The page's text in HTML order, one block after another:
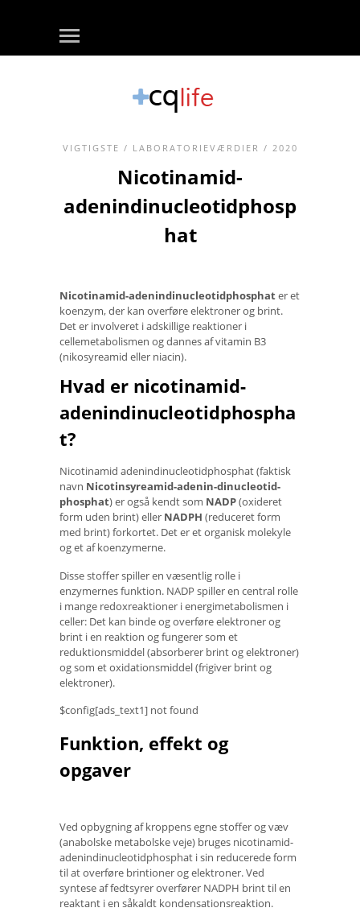
VIGTIGSTE / LABORATORIEVÆRDIER / 2020
Nicotinamid-
adenindinucleotidphosp
hat
Nicotinamid-adenindinucleotidphosphater et
koenzym, der kan overføre elektroner og brint.
Det er involveret i adskillige reaktioner i
cellemetabolismen og dannes af vitamin B3
(nikosyreamid eller niacin).
Hvad er nicotinamid-
adenindinucleotidphospha
t?
Nicotinamid adenindinucleotidphosphat (faktisk
navn Nicotinsyreamid-adenin-dinucleotid-
phosphat) er også kendt som NADP(oxideret
form uden brint) eller NADPH (reduceret form
med brint) forkortet. Det er et organisk molekyle
og et af koenzymerne.
Disse stoffer spiller en væsentlig rolle i
enzymernes funktion. NADP spiller en central rolle
i mange redoxreaktioner i energimetabolismen i
celler: Det kan binde og overføre elektroner og
brint i en reaktion og fungerer som et
reduktionsmiddel (absorberer brint og elektroner)
og som et oxidationsmiddel (frigiver brint og
elektroner).
$config[ads_text1] not found
Funktion, effekt og
opgaver
Ved opbygning af kroppens egne stoffer og væv
(anabolske metabolske veje) bruges nicotinamid-
adenindinucleotidphosphat i sin reducerede form
til at overføre brintioner og elektroner. Ved
syntese af fedtsyrer overfører NADPH brint til en
reaktant i en såkaldt kondensationsreaktion.